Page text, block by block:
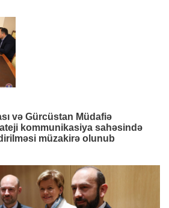
və Gürcüstan Müdafiə
kommunikasiya sahəsində
müzakirə olunub